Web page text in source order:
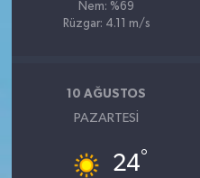
Nem: %69
Rüzgar: 4.11 m/s
10 AĞUSTOS
PAZARTESI
24°